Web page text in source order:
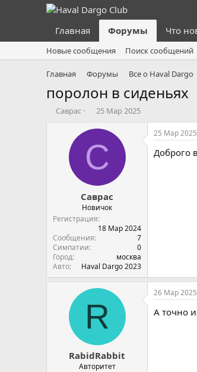
Главная Форумы Что
Новые сообщения Поиск сообщений
Главная Форумы Все о Haval Dargo
поролон в сиденьях
А
Саврас
Д
т
а
а
л
а
25 Мар 2025
С
Саврас
Новичок
Регистрация
18 Мар 2024
Сообщения
7
Симпатии
0
Город
москва
Авто
Haval Dargo 2023
25 Мар 2025
Доброго
R
RabidRabbit
Авторитет
26 Мар 2025
А точно